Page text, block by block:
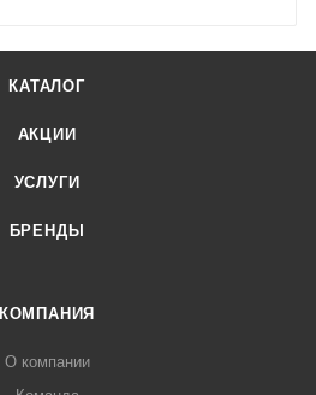
КАТАЛОГ
АКЦИИ
УСЛУГИ
БРЕНДЫ
КОМПАНИЯ
О компании